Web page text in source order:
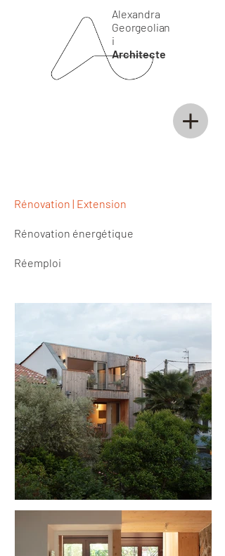
Alexandra
Georgeolian
i
Architecte
Rénovation | Extension
Rénovation énergétique
Réemploi